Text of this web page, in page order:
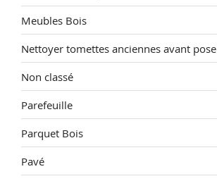
Meubles Bois
Nettoyer tomettes anciennes avant pose
Non classé
Parefeuille
Parquet Bois
Pavé